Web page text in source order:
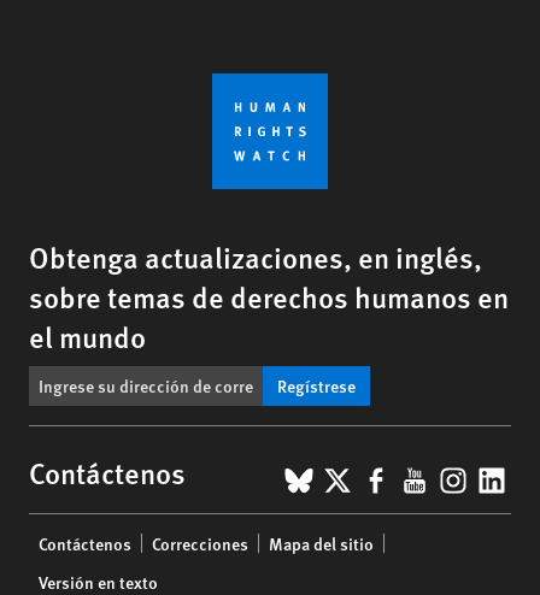
Obtenga actualizaciones, en inglés,
sobre temas de derechos humanos en
el mundo
Regístrese
Contáctenos BlueSky
X Facebook
YouTube
menu
Contáctenos Correcciones
Mapa del sitio
Versión en texto